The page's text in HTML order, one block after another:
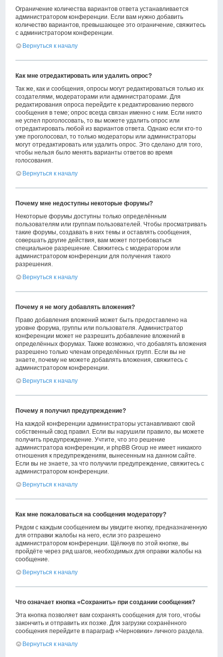
Ограничение количества вариантов ответа устанавливается
администратором конференции. Если вам нужно добавить
количество вариантов, превышающее это ограничение, свяжитесь
с администратором конференции.
Вернуться к началу
Как мне отредактировать или удалить опрос?
Так же, как и сообщения, опросы могут редактироваться только их
создателями, модераторами или администраторами. Для
редактирования опроса перейдите к редактированию первого
сообщения в теме; опрос всегда связан именно с ним. Если никто
не успел проголосовать, то вы можете удалить опрос или
отредактировать любой из вариантов ответа. Однако если кто-то
уже проголосовал, то только модераторы или администраторы
могут отредактировать или удалить опрос. Это сделано для того,
чтобы нельзя было менять варианты ответов во время
голосования.
Вернуться к началу
Почему мне недоступны некоторые форумы?
Некоторые форумы доступны только определённым
пользователям или группам пользователей. Чтобы просматривать
такие форумы, создавать в них темы и оставлять сообщения,
совершать другие действия, вам может потребоваться
специальное разрешение. Свяжитесь с модератором или
администратором конференции для получения такого
разрешения.
Вернуться к началу
Почему я не могу добавлять вложения?
Право добавления вложений может быть предоставлено на
уровне форума, группы или пользователя. Администратор
конференции может не разрешить добавление вложений в
определённых форумах. Также возможно, что добавлять вложения
разрешено только членам определённых групп. Если вы не
знаете, почему не можете добавлять вложения, свяжитесь с
администратором конференции.
Вернуться к началу
Почему я получил предупреждение?
На каждой конференции администраторы устанавливают свой
собственный свод правил. Если вы нарушили правило, вы можете
получить предупреждение. Учтите, что это решение
администратора конференции, и phpBB Group не имеет никакого
отношения к предупреждениям, вынесенным на данном сайте.
Если вы не знаете, за что получили предупреждение, свяжитесь с
администратором конференции.
Вернуться к началу
Как мне пожаловаться на сообщения модератору?
Рядом с каждым сообщением вы увидите кнопку, предназначенную
для отправки жалобы на него, если это разрешено
администратором конференции. Щёлкнув по этой кнопке, вы
пройдёте через ряд шагов, необходимых для оправки жалобы на
сообщение.
Вернуться к началу
Что означает кнопка «Сохранить» при создании сообщения?
Эта кнопка позволяет вам сохранять сообщения для того, чтобы
закончить и отправить их позже. Для загрузки сохранённого
сообщения перейдите в параграф «Черновики» личного раздела.
Вернуться к началу